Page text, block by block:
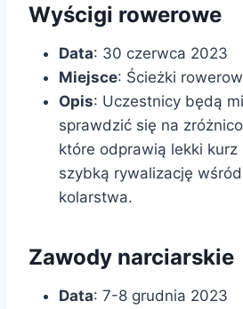
Wyścigi rowerowe
Data: 30 czerwca 2023
Miejsce: Ścieżki
Opis: Uczestnicy będą
sprawdzić się na
które odprawią lekki kurz
szybką rywalizację wśród
kolarstwa.
Zawody narciarskie
Data: 7-8 grudnia 2023